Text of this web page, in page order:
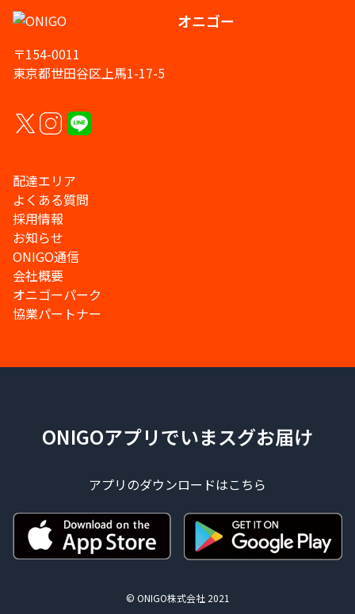
オニゴー
〒154-0011
東京都世田谷区上馬1-17-5
配達エリア
よくある質問
採用情報
お知らせ
ONIGO通信
会社概要
オニゴーパーク
協業パートナー
ONIGOアプリでいまスグお届け
アプリのダウンロードはこちら
© ONIGO株式会社 2021